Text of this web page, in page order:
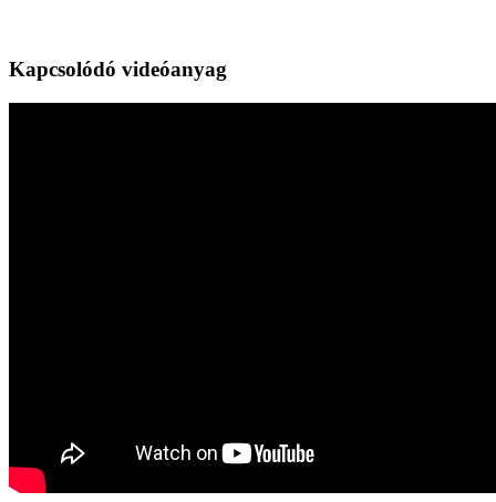
Kapcsolódó videóanyag